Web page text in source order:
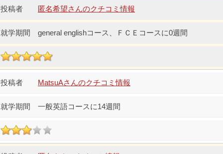
匿名希望さんのクチコミ情報
general englishコース、ＦＣＥコースに0週間
MatsuAさんのクチコミ情報
一般英語コースに14週間